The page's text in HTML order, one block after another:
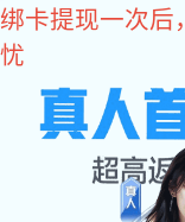
多多28
消防水炮